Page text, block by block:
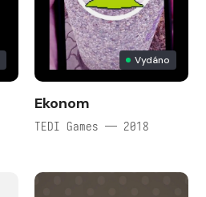
Vydáno
Ekonom
TEDI Games — 2018